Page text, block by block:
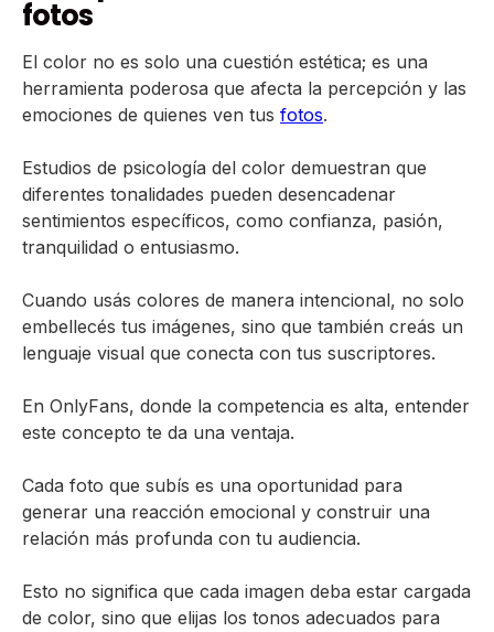
fotos
El color no es solo una cuestión estética; es una
herramienta poderosa que afecta la percepción y las
emociones de quienes ven tus fotos.
Estudios de psicología del color demuestran que
diferentes tonalidades pueden desencadenar
sentimientos específicos, como confianza, pasión,
tranquilidad o entusiasmo.
Cuando usás colores de manera intencional, no solo
embellecés tus imágenes, sino que también creás un
lenguaje visual que conecta con tus suscriptores.
En OnlyFans, donde la competencia es alta, entender
este concepto te da una ventaja.
Cada foto que subís es una oportunidad para
generar una reacción emocional y construir una
relación más profunda con tu audiencia.
Esto no significa que cada imagen deba estar cargada
de color, sino que elijas los tonos adecuados para